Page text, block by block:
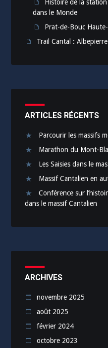
Histoire de la
dans le Monde
Prat-de-Bouc
Trail Cantal :
ARTICLES RÉCENTS
Parcourir les massifs
Marathon du Mont-
Les Saisies dans le
Massif Cantalien en
Conférence sur
dans le massif Cantalien
ARCHIVES
novembre 2025
août 2025
février 2024
octobre 2023